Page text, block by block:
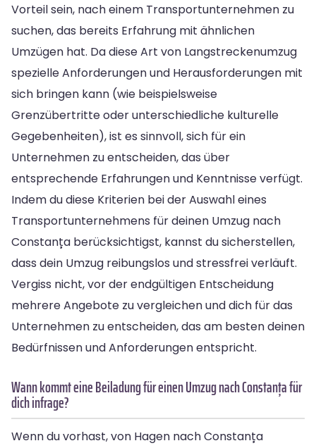
Vorteil sein, nach einem Transportunternehmen zu
suchen, das bereits Erfahrung mit ähnlichen
Umzügen hat. Da diese Art von Langstreckenumzug
spezielle Anforderungen und Herausforderungen mit
sich bringen kann (wie beispielsweise
Grenzübertritte oder unterschiedliche kulturelle
Gegebenheiten), ist es sinnvoll, sich für ein
Unternehmen zu entscheiden, das über
entsprechende Erfahrungen und Kenntnisse verfügt.
Indem du diese Kriterien bei der Auswahl eines
Transportunternehmens für deinen Umzug nach
Constanța berücksichtigst, kannst du sicherstellen,
dass dein Umzug reibungslos und stressfrei verläuft.
Vergiss nicht, vor der endgültigen Entscheidung
mehrere Angebote zu vergleichen und dich für das
Unternehmen zu entscheiden, das am besten deinen
Bedürfnissen und Anforderungen entspricht.
Wann kommt eine Beiladung für einen Umzug nach Constanța für
dich infrage?
Wenn du vorhast, von Hagen nach Constanța